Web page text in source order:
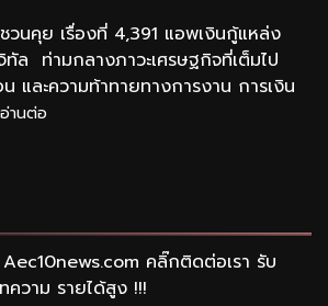
วนคุย เรื่องที่ 4,391 แอพเงินกู้แหล่ง
ล ท่ามกลางภาวะเศรษฐกิจที่เต็มไป
และความท้าทายทางการงาน การเงิน
อ่านต่อ
Aec10news.com คลิ๊กติดต่อเรา รับ
วาม รายได้สูง !!!